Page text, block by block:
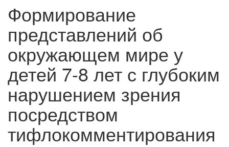
Формирование
представлений об
окружающем мире у
детей 7-8 лет с глубоким
нарушением зрения
посредством
тифлокомментирования